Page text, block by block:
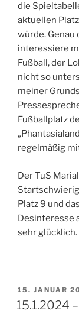
die
aktuellen
würde.
interessiere
Fußball, der
nicht so
meiner
Fußballplatz
regelmäßig
Der TuS
Platz 9 und
Desinteresse
sehr glücklich.
AM
15. JANUAR
15.1.2024